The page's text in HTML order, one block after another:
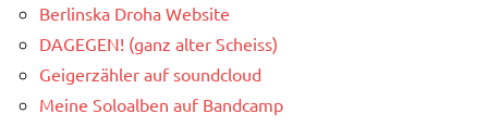
Berlinska Droha Website
DAGEGEN! (ganz alter Scheiss)
Geigerzähler auf soundcloud
Meine Soloalben auf Bandcamp